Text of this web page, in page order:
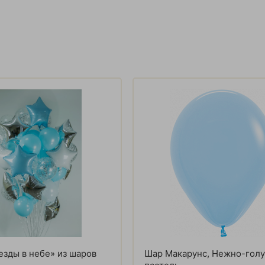
в небе» из шаров
Шар Макарунс, Нежно-